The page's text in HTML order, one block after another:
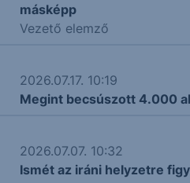
másképp
Vezető elemző
2026.07.17. 10:19
Megint becsúszott 4.000
2026.07.07. 10:32
Ismét az iráni helyzetre